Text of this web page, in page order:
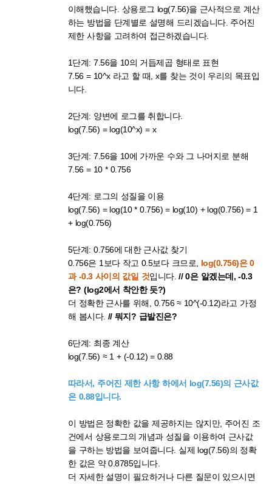
이해했습니다. 상용로그 log(7.56)을 근사적으로 계산
하는 방법을 단계별로 설명해 드리겠습니다. 주어진
제한 사항을 고려하여 접근하겠습니다.
1단계: 7.56을 10의 거듭제곱 형태로 표현
7.56 = 10^x 라고 할 때, x를 찾는 것이 우리의 목표입
니다.
2단계: 양변에 로그를 취합니다.
log(7.56) = log(10^x) = x
3단계: 7.56을 10에 가까운 수와 그 나머지로 분해
7.56 = 10 * 0.756
4단계: 로그의 성질을 이용
log(7.56) = log(10 * 0.756) = log(10) + log(0.756) = 1
+ log(0.756)
5단계: 0.756에 대한 근사값 찾기
0.756은 1보다 작고 0.5보다 크므로, log(0.756)은 0
과 -0.3 사이의 값일 것입니다.// 0은 알겠는데, -0.3
은? (log2에서 착안한 듯?)
더 정확한 근사를 위해, 0.756 ≈ 10^(-0.12)라고 가정
해 봅시다. // 뭐지? 급발진은?
6단계: 최종 계산
log(7.56) ≈ 1 + (-0.12) = 0.88
따라서, 주어진 제한 사항 하에서 log(7.56)의 근사값
은 0.88입니다.
이 방법은 정확한 값을 제공하지는 않지만, 주어진 조
건에서 상용로그의 개념과 성질을 이용하여 근사값
을 구하는 방법을 보여줍니다. 실제 log(7.56)의 정확
한 값은 약 0.8785입니다.
더 자세한 설명이 필요하거나 다른 질문이 있으시면